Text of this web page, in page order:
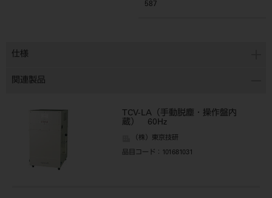
587
仕様
関連製品
TCV-LA（手動脱塵・操作盤内
蔵） 60Hz
（株）東京技研
品目コード ：101681031